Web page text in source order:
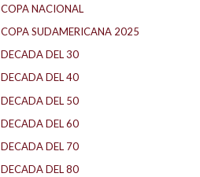
COPA NACIONAL
COPA SUDAMERICANA 2025
DECADA DEL 30
DECADA DEL 40
DECADA DEL 50
DECADA DEL 60
DECADA DEL 70
DECADA DEL 80